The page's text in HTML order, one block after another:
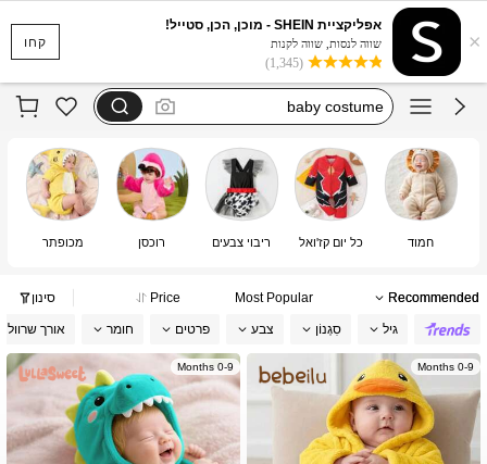
קחו ×
אפליקציית SHEIN - מוכן, הכן, סטייל!
שווה לנסות, שווה לקנות
(1,345)
תחפושות לתינוק
baby costume
baby costume girl
trajecitos de dinosaurio para bebé
תחפושות לתינוק
חמוד כל יום קז'ואל ריבוי צבעים רוכסן מכופתר
Recommended
Most Popular
Price סינון
גיל סִגְנוֹן צבע פרטים חומר אורך שרוול
0-9 Months
0-9 Months